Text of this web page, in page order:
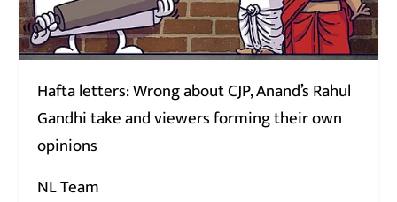
Hafta letters: Wrong about CJP, Anand’s Rahul
Gandhi take and viewers forming their own
opinions
NL Team